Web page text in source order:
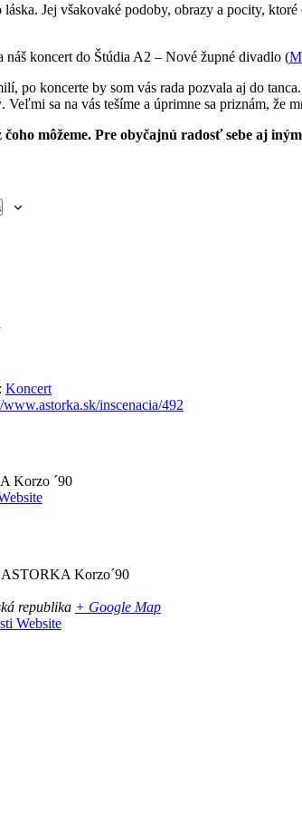
Jej všakovaké podoby, obrazy a pocity,
náš koncert do Štúdia A2 – Nové župné divadlo (
po koncerte by som vás rada pozvala aj do
sa na vás tešíme a úprimne sa priznám, že
môžeme. Pre obyčajnú radosť sebe aj iným
Koncert
www.astorka.sk/inscenacia/492
Korzo ´90
Korzo´90
republika + Google Map
Website